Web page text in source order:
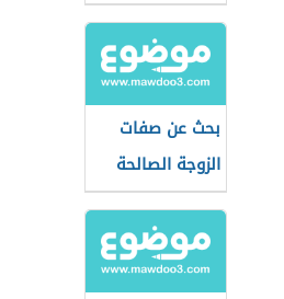
بحث عن صفات
الزوجة الصالحة